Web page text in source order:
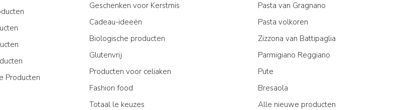
Producten
Geschenken voor Kerstmis
Cadeau-ideeën
Biologische producten
Glutenvrij
Producten voor celiaken
Fashion food
Totaal le keuzes
Pasta van Gragnano
Pasta volkoren
Zizzona van Battipaglia
Parmigiano Reggiano
Pute
Bresaola
Alle nieuwe producten